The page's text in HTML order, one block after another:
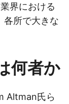
界における
各所で大きな
何者か
Altman氏ら